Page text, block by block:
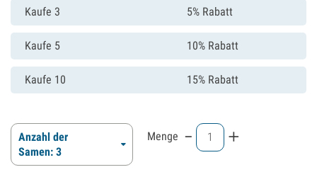
Kaufe 3 5% Rabatt
Kaufe 5 10% Rabatt
Kaufe 10 15% Rabatt
Anzahl der
Samen: 3
Menge - +